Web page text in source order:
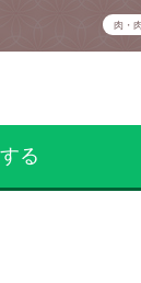
肉・
る